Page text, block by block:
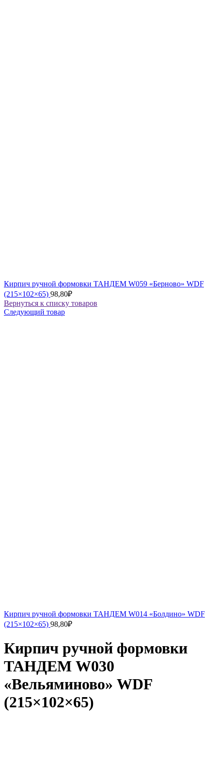
Кирпич ручной формовки ТАНДЕМ W059 «Берново» WDF
(215×102×65) 98,80₽
Вернуться к списку товаров
Следующий товар
Кирпич ручной формовки ТАНДЕМ W014 «Болдино» WDF
(215×102×65) 98,80₽
Кирпич ручной формовки
ТАНДЕМ W030
«Вельяминово» WDF
(215×102×65)